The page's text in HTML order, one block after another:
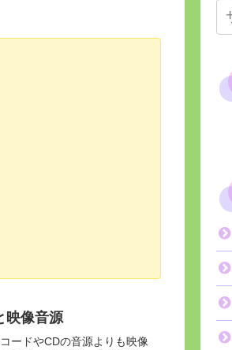
映像音源
ードやCDの音源よりも映像